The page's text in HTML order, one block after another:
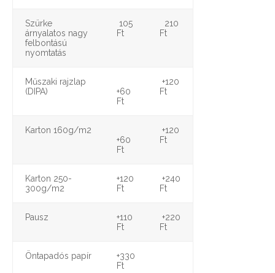
Szürke
árnyalatos nagy
felbontású
nyomtatás
105
Ft
210
Ft
Műszaki rajzlap
(DIPA)
+60
Ft
+120
Ft
Karton 160g/m2
+60
Ft
+120
Ft
Karton 250-
300g/m2
+120
Ft
+240
Ft
Pausz
+110
Ft
+220
Ft
Öntapadós papír
+330
Ft